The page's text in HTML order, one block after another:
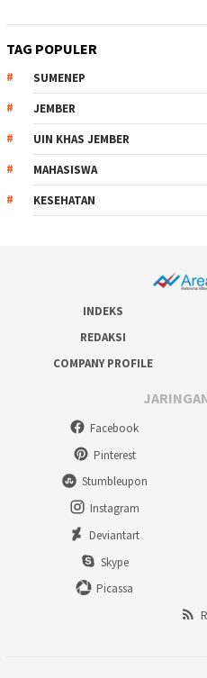
TAG POPULER
SUMENEP
JEMBER
UIN KHAS JEMBER
MAHASISWA
KESEHATAN
INDEKS
REDAKSI
COMPANY PROFILE
Facebook
Pinterest
Stumbleupon
Instagram
Deviantart
Skype
Picassa